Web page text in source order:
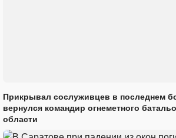
Прикрывал сослуживцев в последнем
вернулся командир огнеметного
области